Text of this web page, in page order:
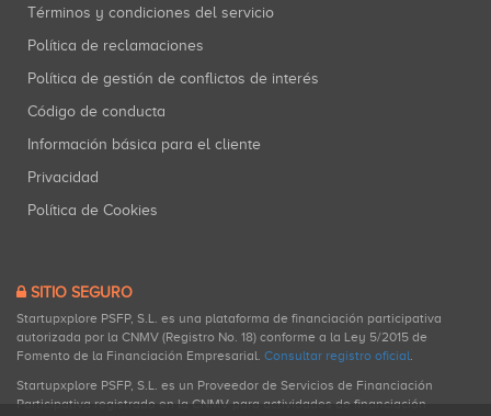
Términos y condiciones del servicio
Política de reclamaciones
Política de gestión de conflictos de interés
Código de conducta
Información básica para el cliente
Privacidad
Política de Cookies
SITIO SEGURO
Startupxplore PSFP, S.L. es una plataforma de financiación participativa
autorizada por la CNMV (Registro No. 18) conforme a la Ley 5/2015 de
Fomento de la Financiación Empresarial. Consultar registro oficial.
Startupxplore PSFP, S.L. es un Proveedor de Servicios de Financiación
Participativa registrado en la CNMV para actividades de financiación